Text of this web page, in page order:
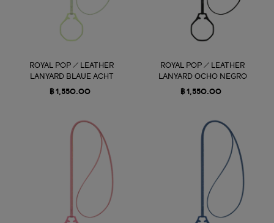
ROYAL POP / LEATHER
LANYARD BLAUE ACHT
฿ 1,550.00
ROYAL POP / LEATHER
LANYARD OCHO NEGRO
฿ 1,550.00